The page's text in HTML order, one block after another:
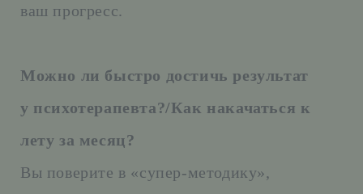
ваш прогресс.
Можно ли быстро достичь результат
у психотерапевта?/Как накачаться к
лету за месяц?
Вы поверите в «супер-методику»,